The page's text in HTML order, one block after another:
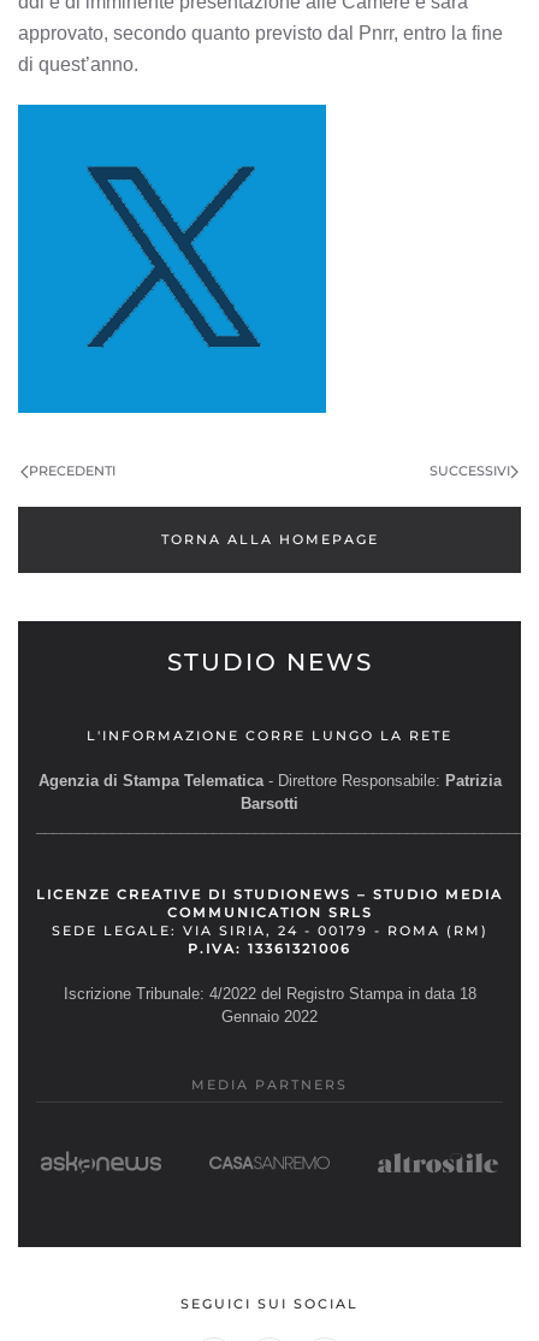
approvato, secondo quanto previsto dal Pnrr, entro la fine
di quest’anno.
PRECEDENTI SUCCESSIVI
TORNA ALLA HOMEPAGE
STUDIO NEWS
L'INFORMAZIONE CORRE LUNGO LA RETE
Agenzia di Stampa Telematica- Direttore Responsabile: Patrizia
Barsotti
LICENZE CREATIVE DI STUDIONEWS – STUDIO MEDIA
COMMUNICATION SRLS
SEDE LEGALE: VIA SIRIA, 24 - 00179 - ROMA (RM)
P.IVA: 13361321006
Iscrizione Tribunale: 4/2022 del Registro Stampa in data 18
Gennaio 2022
MEDIA PARTNERS
SEGUICI SUI SOCIAL